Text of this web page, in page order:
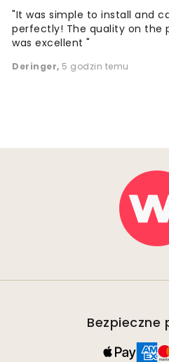
"It was simple to install and
perfectly! The quality on the
was excellent "
Deringer, 5 godzin temu
Bezpieczne